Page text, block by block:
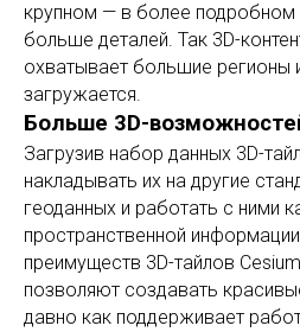
крупном — в более
больше деталей. Так 3D-
охватывает большие регионы
загружается.
Больше 3D-
Загрузив набор данных 3D-
накладывать их на другие
геоданных и работать с ними
пространственной
преимуществ 3D-тайлов
позволяют создавать
давно как поддерживает